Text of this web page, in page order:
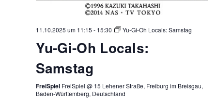
11.10.2025 um 11:15 - 15:30 Yu-Gi-Oh Locals: Samstag
Yu-Gi-Oh Locals:
Samstag
FreiSpiel FreiSpiel @ 15 Lehener Straße, Freiburg im Breisgau,
Baden-Württemberg, Deutschland